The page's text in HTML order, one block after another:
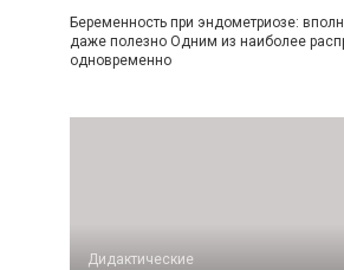
Беременность при эндометриозе:
даже полезно Одним из наиболее
одновременно
Дидактические